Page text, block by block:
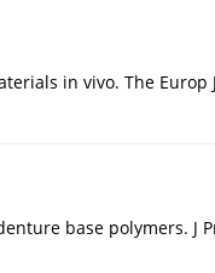
in vivo. The Europ
base polymers. J